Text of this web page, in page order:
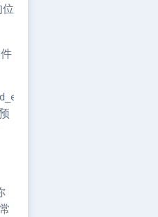
's3://